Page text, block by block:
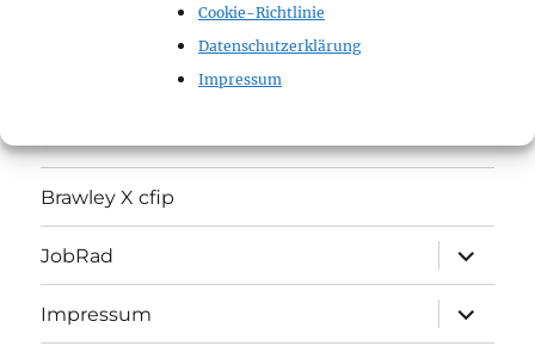
Cookie-Richtlinie
Datenschutzerklärung
Impressum
Dienstleistungen
Brawley X cfip
JobRad
öffnen
Impressum
öffnen